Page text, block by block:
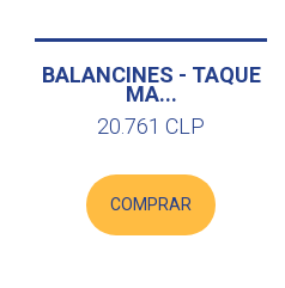
BALANCINES - TAQUE
MA...
20.761 CLP
COMPRAR